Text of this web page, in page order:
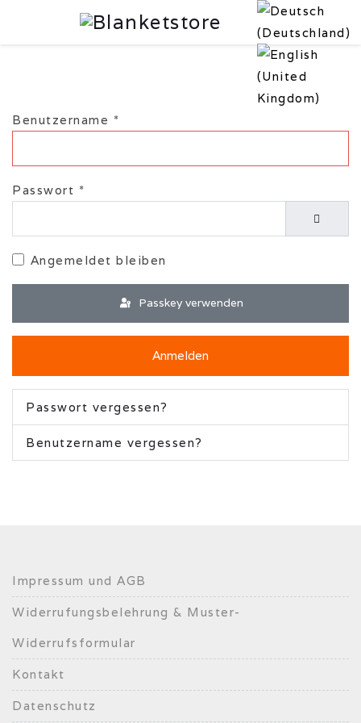
Benutzername *
Passwort *
Angemeldet bleiben
Passkey verwenden
Anmelden
Passwort vergessen?
Benutzername vergessen?
Impressum und AGB
Widerrufungsbelehrung & Muster-
Widerrufsformular
Kontakt
Datenschutz